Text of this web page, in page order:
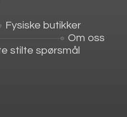
Fysiske butikker
Om oss
stilte spørsmål